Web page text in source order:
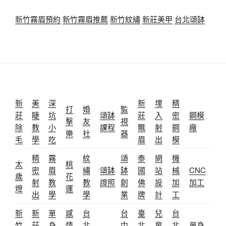
新竹霧眉預約 新竹霧眉推薦 新竹紋繡新莊美甲 台北頌缽
新
莊
除
毛
美
睫
教
學
深
坑
小
吃
打
擊
樂
婚
友
社
頌缽
課程
監
視
器
新
莊
飄
眉
埋
入
射
出
精
密
鋼
模
鋼模
廠
太
歲
燈
精
密
射
出
霧
眉
教
學
桃
花
運
紋
繡
教
學
頌缽
證照
頌
缽
創
業
泰
國
佛
牌
網
站
設
計
機
械
加
工
CNC
加工
新
新
單
感
台
台
臺
兒
台